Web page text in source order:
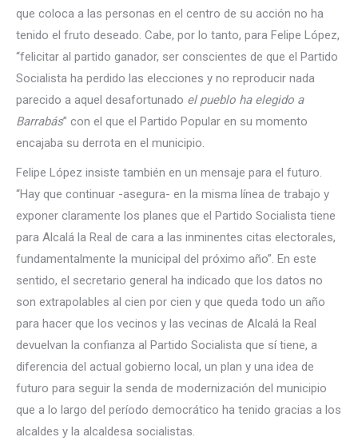
que coloca a las personas en el centro de su acción no ha
tenido el fruto deseado. Cabe, por lo tanto, para Felipe López,
“felicitar al partido ganador, ser conscientes de que el Partido
Socialista ha perdido las elecciones y no reproducir nada
parecido a aquel desafortunado el pueblo ha elegido a
Barrabás” con el que el Partido Popular en su momento
encajaba su derrota en el municipio.
Felipe López insiste también en un mensaje para el futuro.
“Hay que continuar -asegura- en la misma línea de trabajo y
exponer claramente los planes que el Partido Socialista tiene
para Alcalá la Real de cara a las inminentes citas electorales,
fundamentalmente la municipal del próximo año”. En este
sentido, el secretario general ha indicado que los datos no
son extrapolables al cien por cien y que queda todo un año
para hacer que los vecinos y las vecinas de Alcalá la Real
devuelvan la confianza al Partido Socialista que sí tiene, a
diferencia del actual gobierno local, un plan y una idea de
futuro para seguir la senda de modernización del municipio
que a lo largo del período democrático ha tenido gracias a los
alcaldes y la alcaldesa socialistas.